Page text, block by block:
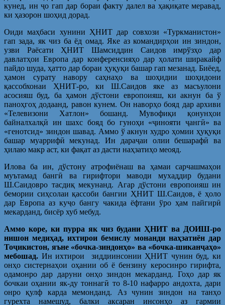
кунед, ин ҷо гап дар бораи факту далел ва ҳақиқате меравад,
ки ҳазорон шоҳид дорад.
Оиди маҳбаси хунини ҲНИТ дар совхози «Туркманистон»
гап зада, як чиз ба ёд омад. Яке аз командирҳои ин зиндон,
узви Раёсати ҲНИТ Шамсиддин Саидов имрўзҳо дар
давлатҳои Европа дар конференсияҳо дар ҳолати ширакайф
пайдо шуда, ҳатто дар бораи ҳуқуқи башар гап мезанад. Биёед,
ҳамон сурату навору саҳнаҳо ва шоҳидии шоҳидони
қассобхонаи ҲНИТ-ро, ки Ш.Саидов яке аз масъулони
асосияш буд, ба ҳамон дўстони европоияш, ки акнун ба ў
паноҳгоҳ додаанд, равон кунем. Он наворҳо бояд дар архиви
«Телевизони Хатлон» бошанд. Мувофиқи қонунҳои
байналхалқӣ ин шахс бояд бо гуноҳи «ҷинояти ҷангӣ» ва
«генотсид» зиндон шавад. Аммо ў акнун худро ҳомии ҳуқуқи
башар муаррифӣ мекунад. Ин дараҷаи олии бешарафӣ ва
ҳилаю макр аст, ки фақат аз дасти наҳзатиҳо меояд.
Илова ба ин, дўстону атрофиёнаш ва ҳамаи сарчашмаҳои
муътамад бангӣ ва гирифтори маводи мухаддир будани
Ш.Саидовро тасдиқ мекунанд. Агар дўстони европоияш ин
бемории сиҳсолаи қассоби бангии ҲНИТ Ш.Саидов, ё ҳоло
дар Европа аз куҷо бангу чакида ёфтани ўро ҳам пайгирӣ
мекарданд, бисёр хуб мебуд.
Аммо коре, ки пурра як чиз будани ҲНИТ ва ДОИШ-ро
нишон медиҳад, ихтирои бемислу монанди наҳзатиён дар
Тоҷикистон, яъне «бочка-зиндонҳо» ва «бочка-шиканҷаҳо»
мебошад. Ин ихтирои зиддиинсонии ҲНИТ чунин буд, ки
онҳо систернаҳои оҳании об ё бензину керосинро гирифта,
одамонро дар даруни онҳо зиндон мекарданд. Гоҳо дар як
бочкаи оҳании як-ду тоннагӣ то 8-10 нафарро андохта, дари
онро қулф карда мемонданд. Аз чунин зиндон на танҳо
гурехта намешуд, балки аксаран инсонҳо аз гармии